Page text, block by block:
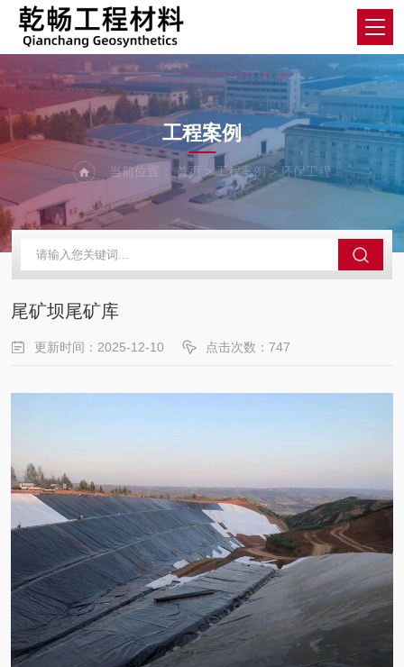
Industry
工程案例
当前位置：首页 >工程案例 >环保工程
尾矿坝尾矿库
更新时间：2025-12-10 点击次数： 747